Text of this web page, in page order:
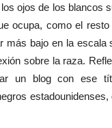
ojos de los blancos
ocupa, como el
más bajo en la escala
sobre la raza.
un blog con ese
estadounidenses,